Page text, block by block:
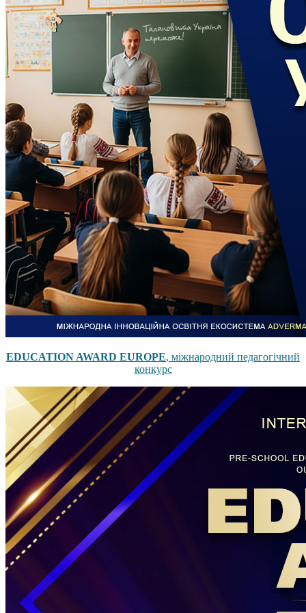
EDUCATION AWARD EUROPE, міжнародний педагогічний
конкурс